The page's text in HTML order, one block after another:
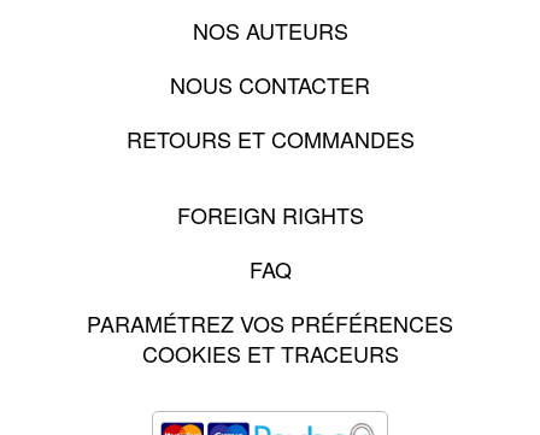
NOS AUTEURS
NOUS CONTACTER
RETOURS ET COMMANDES
FOREIGN RIGHTS
FAQ
PARAMÉTREZ VOS PRÉFÉRENCES
COOKIES ET TRACEURS